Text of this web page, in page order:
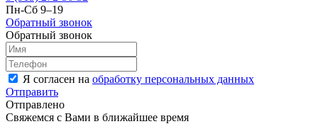
Пн-Сб 9–19
Обратный звонок
Обратный звонок
Я согласен на обработку персональных данных
Отправить
Отправлено
Свяжемся с Вами в ближайшее время